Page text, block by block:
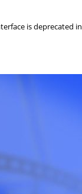
is deprecated in